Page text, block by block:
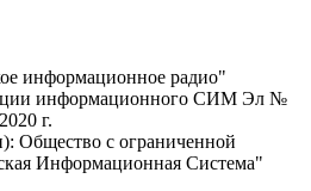
информационное радио"
информационного СИМ Эл №
г.
Общество с ограниченной
Информационная Система"